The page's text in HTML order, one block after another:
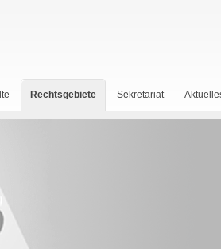
Rechtsgebiete Sekretariat